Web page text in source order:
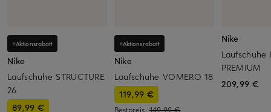
+Aktionsrabatt
Nike
Laufschuhe STRUCTURE
26
89,99 €
+Aktionsrabatt
Nike
Laufschuhe VOMERO 18
119,99 €
Bestpreis: 149,99 €
Nike
Laufschuhe
PREMIUM
209,99 €